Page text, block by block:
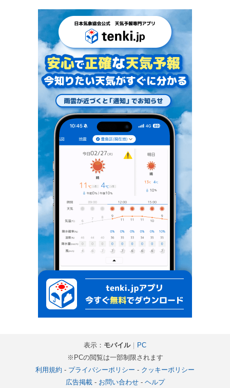
表示： モバイル｜ PC
※PCの閲覧は一部制限されます
利用規約 - プライバシーポリシー - クッキーポリシー
広告掲載- お問い合わせ- ヘルプ